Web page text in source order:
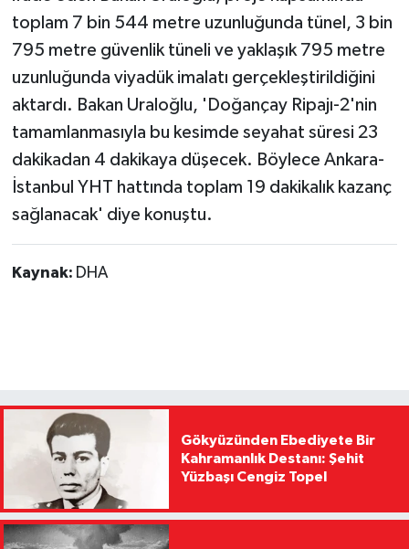
toplam 7 bin 544 metre uzunluğunda tünel, 3 bin
795 metre güvenlik tüneli ve yaklaşık 795 metre
uzunluğunda viyadük imalatı gerçekleştirildiğini
aktardı. Bakan Uraloğlu, 'Doğançay Ripajı-2'nin
tamamlanmasıyla bu kesimde seyahat süresi 23
dakikadan 4 dakikaya düşecek. Böylece Ankara-
İstanbul YHT hattında toplam 19 dakikalık kazanç
sağlanacak' diye konuştu.
Kaynak: DHA
Gökyüzünden Ebediyete Bir
Kahramanlık Destanı: Şehit
Yüzbaşı Cengiz Topel